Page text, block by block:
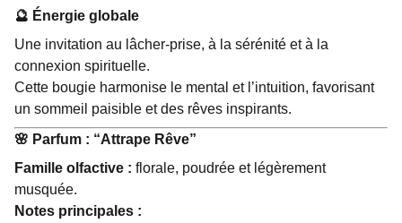
🔮 Énergie globale
Une invitation au lâcher-prise, à la sérénité et à la
connexion spirituelle.
Cette bougie harmonise le mental et l’intuition, favorisant
un sommeil paisible et des rêves inspirants.
🌸 Parfum : “Attrape Rêve”
Famille olfactive : florale, poudrée et légèrement
musquée.
Notes principales :